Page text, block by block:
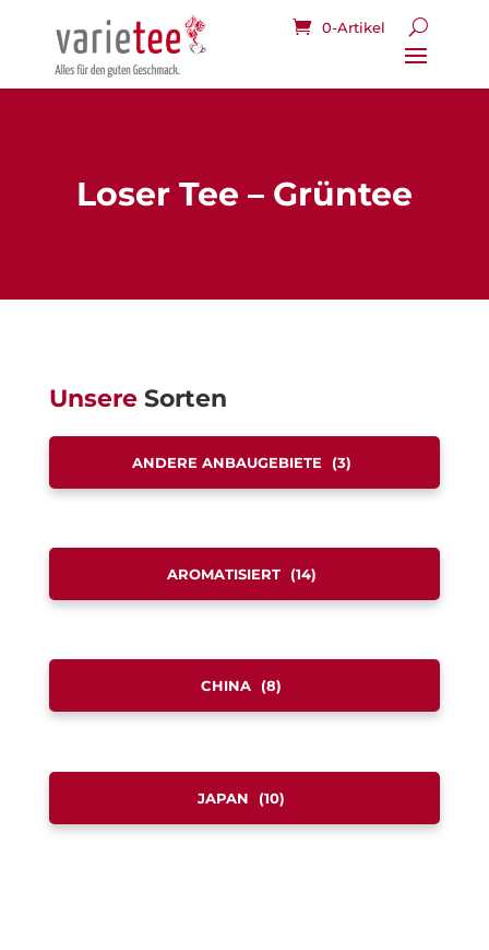
0-Artikel
Loser Tee – Grüntee
UnsereSorten
ANDERE ANBAUGEBIETE (3)
AROMATISIERT (14)
CHINA (8)
JAPAN (10)